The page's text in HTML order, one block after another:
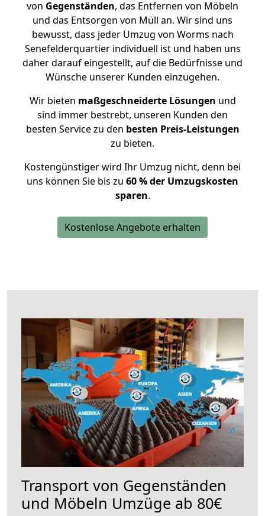
von Gegenständen, das Entfernen von Möbeln
und das Entsorgen von Müll an. Wir sind uns
bewusst, dass jeder Umzug von Worms nach
Senefelderquartier individuell ist und haben uns
daher darauf eingestellt, auf die Bedürfnisse und
Wünsche unserer Kunden einzugehen.
Wir bieten maßgeschneiderte Lösungen und
sind immer bestrebt, unseren Kunden den
besten Service zu den besten Preis-Leistungen
zu bieten.
Kostengünstiger wird Ihr Umzug nicht, denn bei
uns können Sie bis zu 60 % der Umzugskosten
sparen.
Kostenlose Angebote erhalten
Transport von Gegenständen
und Möbeln Umzüge ab 80€